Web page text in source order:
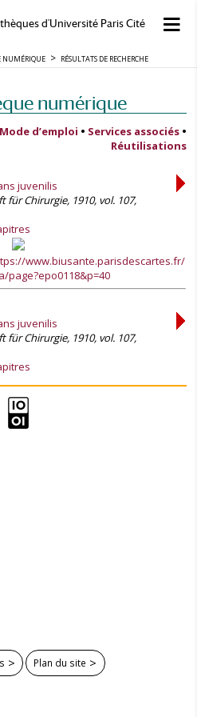
d'Université Paris Cité
NUMÉRIQUE RÉSULTATS DE RECHERCHE
numérique
Mode d’emploi • Services associés •
Réutilisations
juvenilis
für Chirurgie, 1910, vol. 107,
www.biusante.parisdescartes.fr/
page?epo0118&p=40
juvenilis
für Chirurgie, 1910, vol. 107,
Plan du site